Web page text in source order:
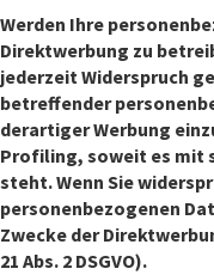
Werden Ihre
Direktwerbung zu
jederzeit Widerspruch
betreffender
derartiger Werbung
Profiling, soweit es mit
steht. Wenn Sie
personenbezogenen
Zwecke der
21 Abs. 2 DSGVO).